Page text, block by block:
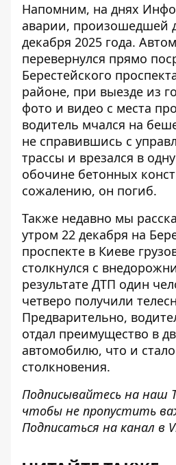
Напомним, на днях
аварии, произошедшей
декабря 2025 года.
перевернулся прямо
Берестейского
районе, при выезде из
фото и видео с места
водитель мчался на
не справившись с
трассы и врезался в
обочине бетонных
сожалению, он погиб.
Также недавно мы
утром 22 декабря на
проспекте в Киеве
столкнулся с
результате ДТП один
четверо получили
Предварительно,
отдал преимущество в
автомобилю, что и
столкновения.
Подписывайтесь на наш
чтобы не пропустить
Подписаться на канал в